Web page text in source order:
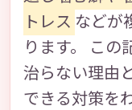
トレス などが
ります。 この
治らない理由
できる対策を